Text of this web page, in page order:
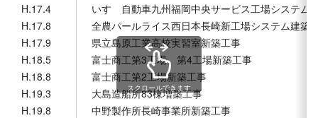
H.17.4
いすゞ自動車九州福岡中央サービス工場システム
H.17.8
全農パールライス西日本長崎新工場システム建築
H.17.9
県立島原工業高校実習室新築工事
H.18.5
富士商工第3工場、第4工場新築工事
H.18.8
富士商工第2工場新築工事
H.19.3
大島造船所83棟増築工事
H.19.8
中野製作所長崎事業所新築工事
スクロールできます